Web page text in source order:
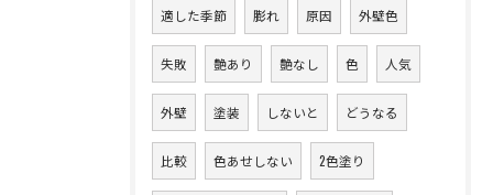
適した季節 膨れ 原因 外壁色
失敗 艶あり 艶なし 色 人気
外壁 塗装 しないと どうなる
比較 色あせしない 2色塗り